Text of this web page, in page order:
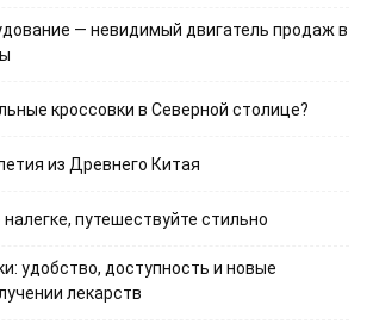
— невидимый двигатель продаж в
кроссовки в Северной столице?
из Древнего Китая
путешествуйте стильно
удобство, доступность и новые
лекарств